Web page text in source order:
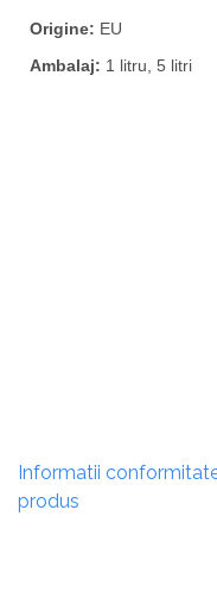
Origine: EU
Ambalaj: 1 litru, 5 litri
Informatii
produs